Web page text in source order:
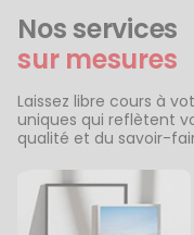
Nos services
sur mesures
Laissez libre cours à
uniques qui reflètent
qualité et du savoir-